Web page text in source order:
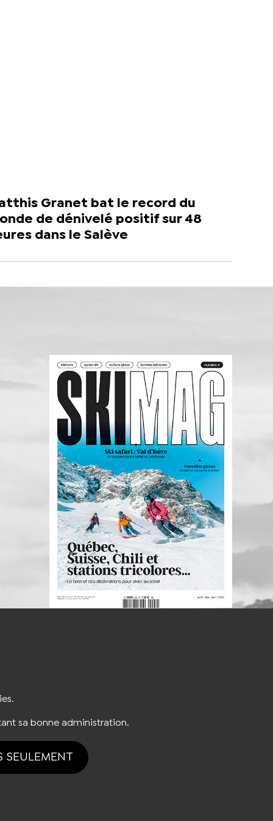
sa bonne administration.
SEULEMENT
Granet bat le record du
de dénivelé positif sur 48
dans le Salève